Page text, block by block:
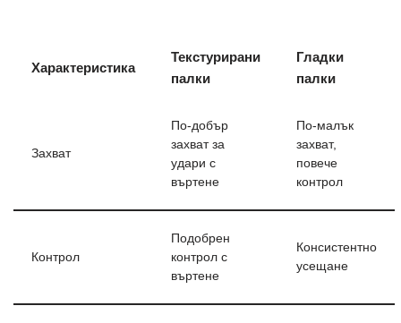
Характеристика
Текстурирани
палки
Гладки
палки
Захват
По-добър
захват за
удари с
въртене
По-малък
захват,
повече
контрол
Контрол
Подобрен
контрол с
въртене
Консистентно
усещане